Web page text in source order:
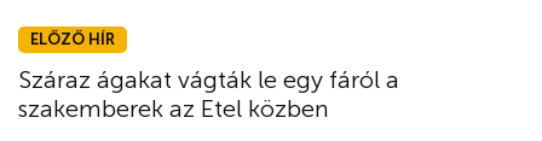
ELŐZŐ HÍR
Száraz ágakat vágták le egy fáról a
szakemberek az Etel közben